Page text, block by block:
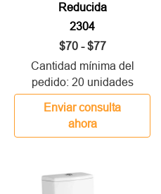
Reducida
2304
$70 - $77
Cantidad mínima del
pedido: 20 unidades
Enviar consulta
ahora